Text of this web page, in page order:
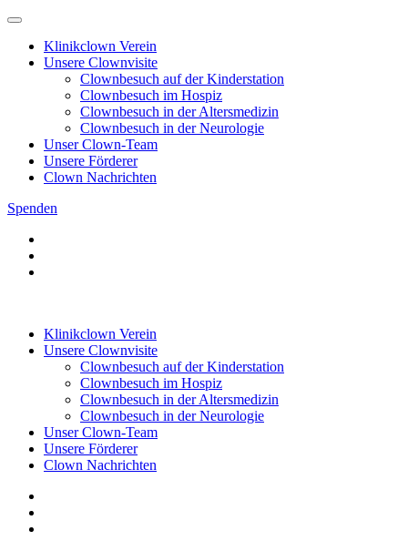
Klinikclown Verein
Unsere Clownvisite
Clownbesuch auf der Kinderstation
Clownbesuch im Hospiz
Clownbesuch in der Altersmedizin
Clownbesuch in der Neurologie
Unser Clown-Team
Unsere Förderer
Clown Nachrichten
Spenden
Klinikclown Verein
Unsere Clownvisite
Clownbesuch auf der Kinderstation
Clownbesuch im Hospiz
Clownbesuch in der Altersmedizin
Clownbesuch in der Neurologie
Unser Clown-Team
Unsere Förderer
Clown Nachrichten